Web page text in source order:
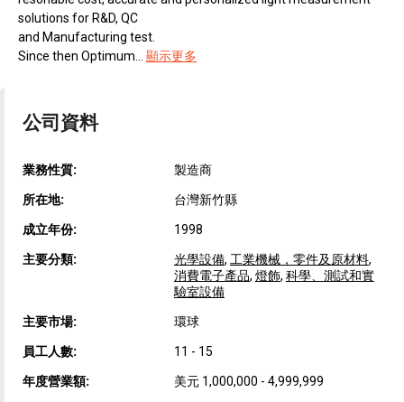
solutions for R&D, QC
and Manufacturing test.
Since then Optimum...
顯示更多
公司資料
業務性質: 製造商
所在地: 台灣新竹縣
成立年份: 1998
主要分類: 光學設備, 工業機械，零件及原材料,
消費電子產品, 燈飾, 科學、測試和實
驗室設備
主要市場: 環球
員工人數: 11 - 15
年度營業額: 美元 1,000,000 - 4,999,999